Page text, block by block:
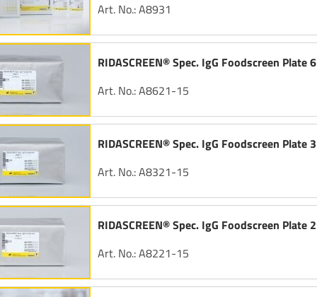
Art. No.: A8931
RIDASCREEN® Spec. IgG Foodscreen Plate 6
Art. No.: A8621-15
RIDASCREEN® Spec. IgG Foodscreen Plate 3
Art. No.: A8321-15
RIDASCREEN® Spec. IgG Foodscreen Plate 2
Art. No.: A8221-15